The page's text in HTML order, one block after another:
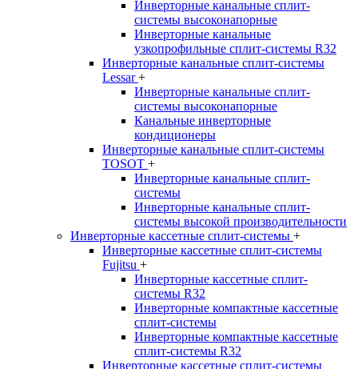
Инверторные канальные сплит-
системы высоконапорные
Инверторные канальные
узкопрофильные сплит-системы R32
Инверторные канальные сплит-системы
Lessar+
Инверторные канальные сплит-
системы высоконапорные
Канальные инверторные
кондиционеры
Инверторные канальные сплит-системы
TOSOT +
Инверторные канальные сплит-
системы
Инверторные канальные сплит-
системы высокой производительности
Инверторные кассетные сплит-системы +
Инверторные кассетные сплит-системы
Fujitsu +
Инверторные кассетные сплит-
системы R32
Инверторные компактные кассетные
сплит-системы
Инверторные компактные кассетные
сплит-системы R32
Инверторные кассетные сплит-системы